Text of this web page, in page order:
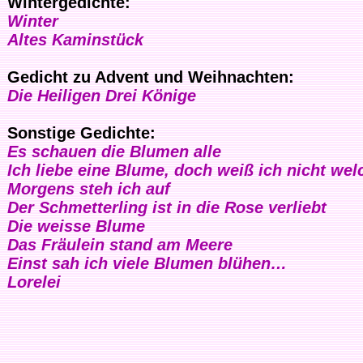
Winter
Altes Kaminstück
Gedicht zu Advent und Weihnachten:
Die Heiligen Drei Könige
Sonstige Gedichte:
Es schauen die Blumen alle
Ich liebe eine Blume, doch weiß ich nicht
Morgens steh ich auf
Der Schmetterling ist in die Rose verliebt
Die weisse Blume
Das Fräulein stand am Meere
Einst sah ich viele Blumen blühen…
Lorelei